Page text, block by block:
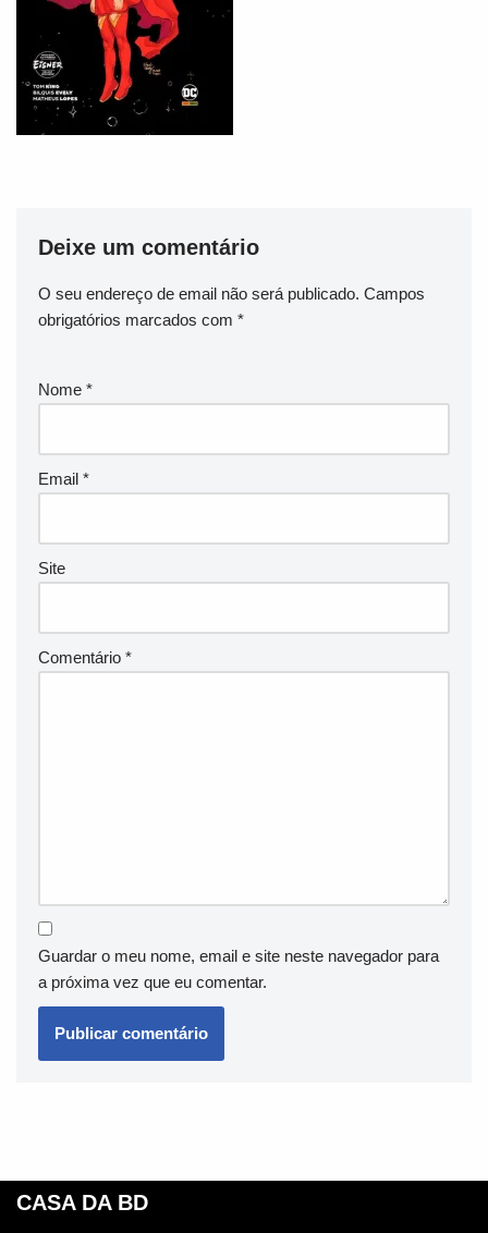
Deixe um comentário
O seu endereço de email não será publicado. Campos
obrigatórios marcados com *
Nome *
Email *
Site
Comentário *
Guardar o meu nome, email e site neste navegador para
a próxima vez que eu comentar.
CASA DA BD